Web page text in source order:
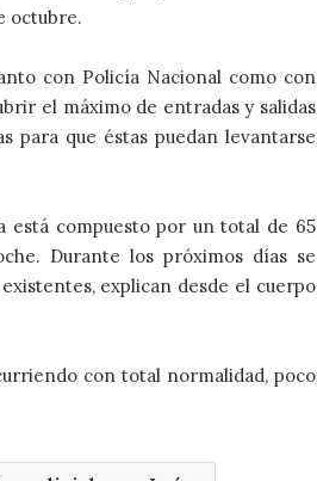
octubre.
con Policía Nacional como con
el máximo de entradas y salidas
para que éstas puedan levantarse
está compuesto por un total de 65
Durante los próximos días se
explican desde el cuerpo
con total normalidad, poco